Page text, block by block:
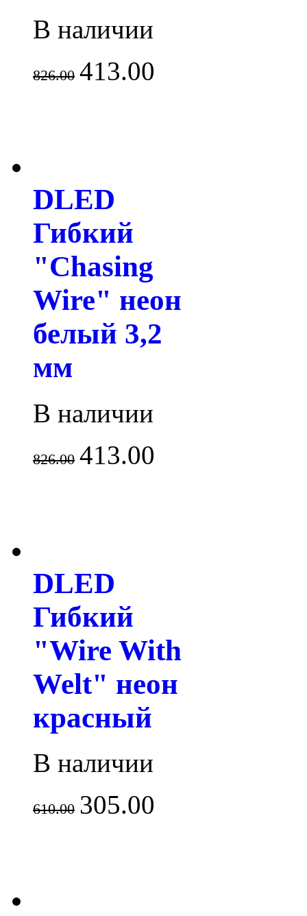
В наличии
826.00 413.00
DLED
Гибкий
"Chasing
Wire" неон
белый 3,2
мм
В наличии
826.00 413.00
DLED
Гибкий
"Wire With
Welt" неон
красный
В наличии
610.00 305.00